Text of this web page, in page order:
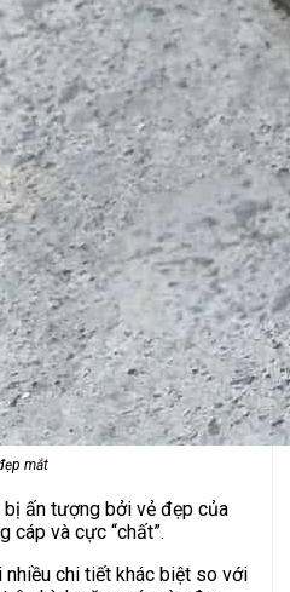
mắt
ấn tượng bởi vẻ đẹp của
cáp và cực “chất”.
nhiều chi tiết khác biệt so với